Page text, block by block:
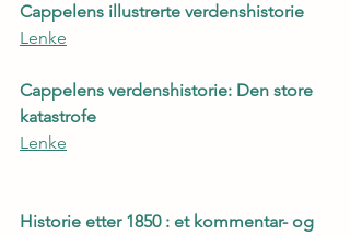
Cappelens illustrerte verdenshistorie
Lenke
Cappelens verdenshistorie: Den store
katastrofe
Lenke
Historie etter 1850 : et kommentar- og